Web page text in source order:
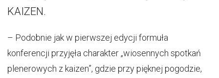
KAIZEN.
– Podobnie jak w pierwszej edycji formuła
konferencji przyjęła charakter „wiosennych spotkań
plenerowych z kaizen”, gdzie przy pięknej pogodzie,